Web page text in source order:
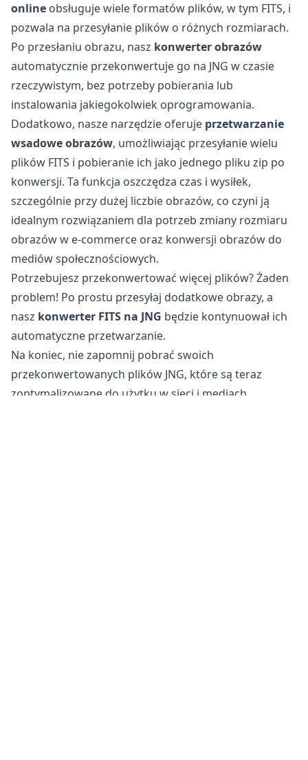
online obsługuje wiele formatów plików, w tym FITS, i
pozwala na przesyłanie plików o różnych rozmiarach.
Po przesłaniu obrazu, nasz konwerter obrazów
automatycznie przekonwertuje go na JNG w czasie
rzeczywistym, bez potrzeby pobierania lub
instalowania jakiegokolwiek oprogramowania.
Dodatkowo, nasze narzędzie oferuje przetwarzanie
wsadowe obrazów, umożliwiając przesyłanie wielu
plików FITS i pobieranie ich jako jednego pliku zip po
konwersji. Ta funkcja oszczędza czas i wysiłek,
szczególnie przy dużej liczbie obrazów, co czyni ją
idealnym rozwiązaniem dla potrzeb zmiany rozmiaru
obrazów w e-commerce oraz konwersji obrazów do
mediów społecznościowych.
Potrzebujesz przekonwertować więcej plików? Żaden
problem! Po prostu przesyłaj dodatkowe obrazy, a
nasz konwerter FITS na JNG będzie kontynuował ich
automatyczne przetwarzanie.
Na koniec, nie zapomnij pobrać swoich
przekonwertowanych plików JNG, które są teraz
zoptymalizowane do użytku w sieci i mediach